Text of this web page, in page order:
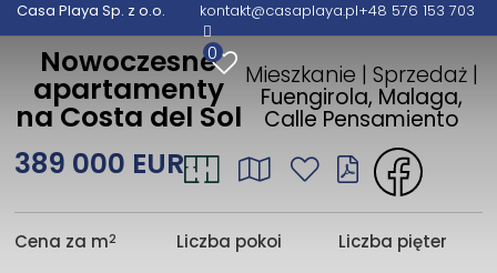
Casa Playa Sp. z o.o. kontakt@casaplaya.pl+48 576 153 703
0
Nowoczesne
apartamenty
na Costa del Sol
Mieszkanie | Sprzedaż |
Fuengirola, Malaga,
Calle Pensamiento
389 000 EUR
Cena za m2 Liczba pokoi Liczba pięter